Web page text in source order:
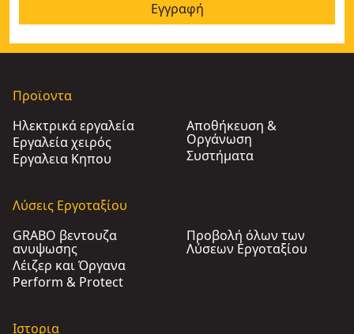
Εγγραφή
Προϊοντα
Ηλεκτρικά εργαλεία
Εργαλεία χειρός
Εργαλεια Κηπου​
Αποθήκευση &
Οργάνωση
Συστήματα
Λύσεις Εργοταξίου
GRABO βεντουζα
ανυψωσης
Λέιζερ και Όργανα
Perform & Protect
Προβολή όλων των
Λύσεων Εργοταξίου
Ιστορια